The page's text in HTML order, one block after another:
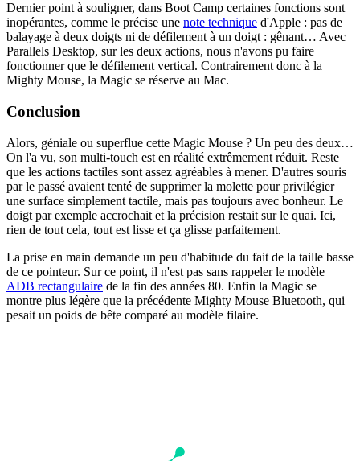
Dernier point à souligner, dans Boot Camp certaines fonctions sont
inopérantes, comme le précise une note technique d'Apple : pas de
balayage à deux doigts ni de défilement à un doigt : gênant… Avec
Parallels Desktop, sur les deux actions, nous n'avons pu faire
fonctionner que le défilement vertical. Contrairement donc à la
Mighty Mouse, la Magic se réserve au Mac.
Conclusion
Alors, géniale ou superflue cette Magic Mouse ? Un peu des deux…
On l'a vu, son multi-touch est en réalité extrêmement réduit. Reste
que les actions tactiles sont assez agréables à mener. D'autres souris
par le passé avaient tenté de supprimer la molette pour privilégier
une surface simplement tactile, mais pas toujours avec bonheur. Le
doigt par exemple accrochait et la précision restait sur le quai. Ici,
rien de tout cela, tout est lisse et ça glisse parfaitement.
La prise en main demande un peu d'habitude du fait de la taille basse
de ce pointeur. Sur ce point, il n'est pas sans rappeler le modèle
ADB rectangulaire de la fin des années 80. Enfin la Magic se
montre plus légère que la précédente Mighty Mouse Bluetooth, qui
pesait un poids de bête comparé au modèle filaire.